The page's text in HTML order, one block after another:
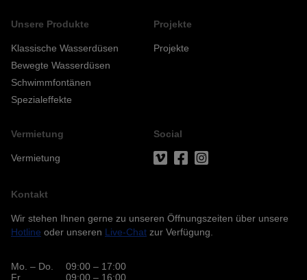
Unsere Produkte
Klassische Wasserdüsen
Bewegte Wasserdüsen
Schwimmfontänen
Spezialeffekte
Projekte
Projekte
Vermietung
Vermietung
Social
Kontakt
Wir stehen Ihnen gerne zu unseren Öffnungszeiten über unsere
Hotline oder unseren Live-Chat zur Verfügung.
Mo. – Do.
09:00 – 17:00
Fr.
09:00 – 16:00